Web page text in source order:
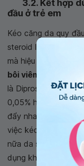
3.2. Kết hợp
đầu ở trẻ em
Kéo căng da quy
steroid là phương
mà hiệu quả lại cao
bôi viêm bao quy
là Diprosone, thành
0,05% hoặc 0,1%.
đẩy nhanh quá
việc kéo căng cũng
nữa da sẽ tự động
dụng khi kết hợp